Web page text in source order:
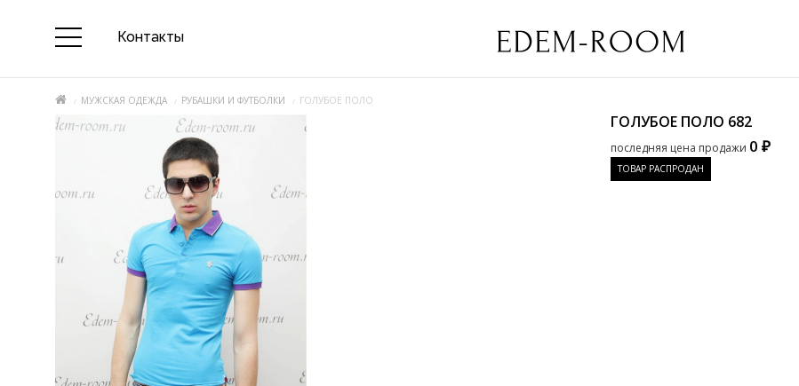
Контакты
МУЖСКАЯ ОДЕЖДА РУБАШКИ И ФУТБОЛКИ ГОЛУБОЕ ПОЛО
ГОЛУБОЕ ПОЛО 682
последняя цена продажи 0 ₽
ТОВАР РАСПРОДАН